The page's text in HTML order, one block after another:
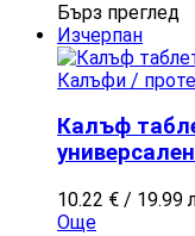
Бърз преглед
Изчерпан
Калъфи /
Калъф
10.22 € / 19.99
Още